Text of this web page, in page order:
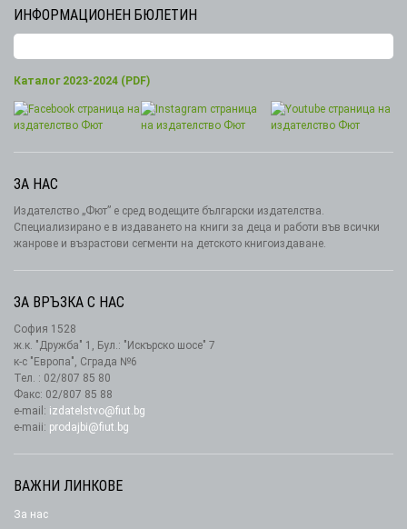
ИНФОРМАЦИОНЕН БЮЛЕТИН
Каталог 2023-2024 (PDF)
ЗА НАС
Издателство „Фют” е сред водещите български издателства.
Специализирано е в издаването на книги за деца и работи във всички
жанрове и възрастови сегменти на детското книгоиздаване.
ЗА ВРЪЗКА С НАС
София 1528
ж.к. "Дружба" 1, Бул.: "Искърско шосе" 7
к-с "Европа", Сграда №6
Тел. : 02/807 85 80
Факс: 02/807 85 88
e-mail: izdatelstvo@fiut.bg
e-maii: prodajbi@fiut.bg
ВАЖНИ ЛИНКОВЕ
За нас